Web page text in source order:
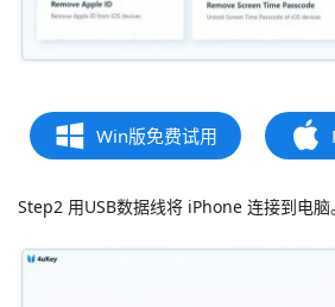
Win版免费试用
Step2 用USB数据线将 iPhone 连接到电脑。